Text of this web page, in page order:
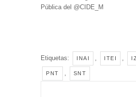
Pública del @CIDE_M
Etiquetas: INAI , ITEI ,
PNT , SNT